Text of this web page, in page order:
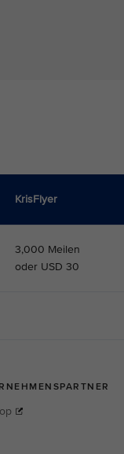
KrisFlyer
3,000 Meilen
oder USD 30